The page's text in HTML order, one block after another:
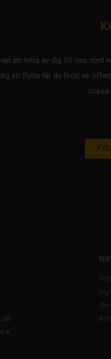
att höra av dig till oss med
att flytta får du först en
också
A,